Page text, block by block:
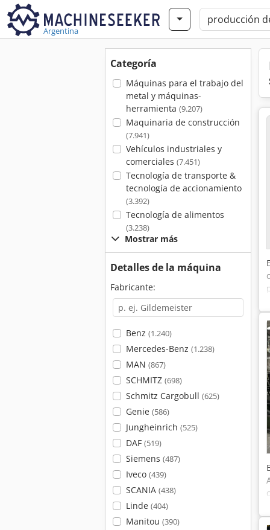
Argentina
Categoría
Máquinas para el trabajo del
metal y máquinas-
herramienta (9.207)
Maquinaria de construcción
(7.941)
Vehículos industriales y
comerciales (7.451)
Tecnología de transporte &
tecnología de accionamiento
(3.392)
Tecnología de alimentos
(3.238)
Mostrar más
Detalles de la máquina
Fabricante:
Benz (1.240)
Mercedes-Benz (1.238)
MAN (867)
SCHMITZ (698)
Schmitz Cargobull (625)
Genie (586)
Jungheinrich (525)
DAF (519)
Siemens (487)
Iveco (439)
SCANIA (438)
Linde (404)
Manitou (390)